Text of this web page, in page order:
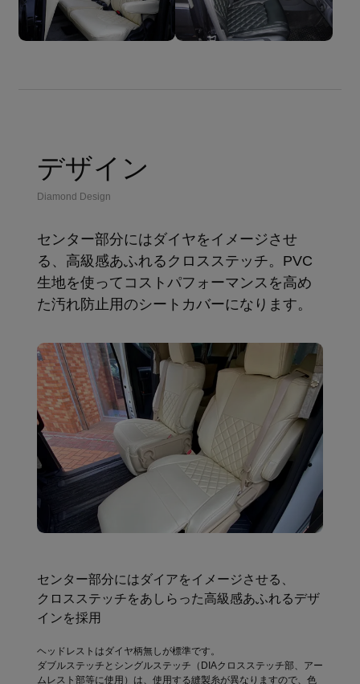
デザイン
Diamond Design
センター部分にはダイヤをイメージさせ
る、高級感あふれるクロスステッチ。PVC
生地を使ってコストパフォーマンスを高め
た汚れ防止用のシートカバーになります。
センター部分にはダイアをイメージさせる、
クロスステッチをあしらった高級感あふれるデザ
インを採用
ヘッドレストはダイヤ柄無しが標準です。
ダブルステッチとシングルステッチ（DIAクロスステッチ部、アー
ムレスト部等に使用）は、使用する縫製糸が異なりますので、色